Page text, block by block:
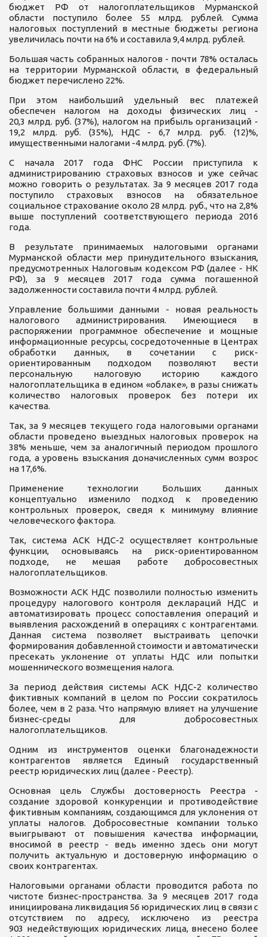
бюджет РФ от налогоплательщиков Мурманской
области поступило более 55 млрд. рублей. Сумма
налоговых поступлений в местные бюджеты региона
увеличилась почти на 6% и составила 9,4 млрд. рублей.
Большая часть собранных налогов - почти 78% осталась
на территории Мурманской области, в федеральный
бюджет перечислено 22%.
При этом наибольший удельный вес платежей
обеспечен налогом на доходы физических лиц -
20,3 млрд. руб. (37%), налогом на прибыль организаций -
19,2 млрд. руб. (35%), НДС - 6,7 млрд. руб. (12)%,
имущественными налогами -4 млрд. руб. (7%).
С начала 2017 года ФНС России приступила к
администрированию страховых взносов и уже сейчас
можно говорить о результатах. За 9 месяцев 2017 года
поступило страховых взносов на обязательное
социальное страхование около 28 млрд. руб., что на 2,8%
выше поступлений соответствующего периода 2016
года.
В результате принимаемых налоговыми органами
Мурманской области мер принудительного взыскания,
предусмотренных Налоговым кодексом РФ (далее - НК
РФ), за 9 месяцев 2017 года сумма погашенной
задолженности составила почти 4 млрд. рублей.
Управление большими данными - новая реальность
налогового администрирования. Имеющиеся в
распоряжении программное обеспечение и мощные
информационные ресурсы, сосредоточенные в Центрах
обработки данных, в сочетании с риск-
ориентированным подходом позволяют вести
персональную налоговую историю каждого
налогоплательщика в едином «облаке», в разы снижать
количество налоговых проверок без потери их
качества.
Так, за 9 месяцев текущего года налоговыми органами
области проведено выездных налоговых проверок на
38% меньше, чем за аналогичный периодом прошлого
года, а уровень взыскания доначисленных сумм возрос
на 17,6%.
Применение технологии Больших данных
концептуально изменило подход к проведению
контрольных проверок, сведя к минимуму влияние
человеческого фактора.
Так, система АСК НДС-2 осуществляет контрольные
функции, основываясь на риск-ориентированном
подходе, не мешая работе добросовестных
налогоплательщиков.
Возможности АСК НДС позволили полностью изменить
процедуру налогового контроля деклараций НДС и
автоматизировать процесс сопоставления операций и
выявления расхождений в операциях с контрагентами.
Данная система позволяет выстраивать цепочки
формирования добавленной стоимости и автоматически
пресекать уклонение от уплаты НДС или попытки
мошеннического возмещения налога.
За период действия системы АСК НДС-2 количество
фиктивных компаний в целом по России сократилось
более, чем в 2 раза. Что напрямую влияет на улучшение
бизнес-среды для добросовестных
налогоплательщиков.
Одним из инструментов оценки благонадежности
контрагентов является Единый государственный
реестр юридических лиц (далее - Реестр).
Основная цель Службы достоверность Реестра -
создание здоровой конкуренции и противодействие
фиктивным компаниям, создающимся для уклонения от
уплаты налогов. Добросовестные компании только
выигрывают от повышения качества информации,
вносимой в реестр - ведь именно здесь они могут
получить актуальную и достоверную информацию о
своих контрагентах.
Налоговыми органами области проводится работа по
чистоте бизнес-пространства. За 9 месяцев 2017 года
инициирована ликвидация 56 юридических лиц в связи с
отсутствием по адресу, исключено из реестра
903 недействующих юридических лица, внесено более